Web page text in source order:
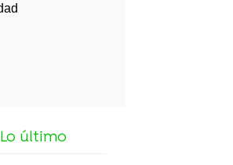
Lo último